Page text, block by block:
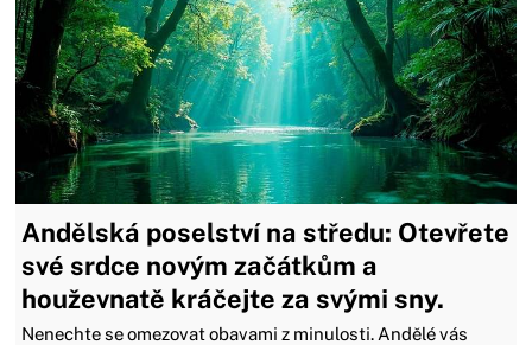
Andělská poselství na středu: Otevřete
své srdce novým začátkům a
houževnatě kráčejte za svými sny.
Nenechte se omezovat obavami z minulosti. Andělé vás